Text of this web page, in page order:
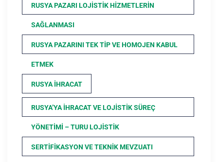
RUSYA PAZARI LOJISTIK HIZMETLERIN
SAĞLANMASI
RUSYA PAZARINI TEK TIP VE HOMOJEN KABUL
ETMEK
RUSYA İHRACAT
RUSYA’YA İHRACAT VE LOJISTIK SÜREÇ
YÖNETIMI – TURU LOJISTIK
SERTIFIKASYON VE TEKNIK MEVZUATI